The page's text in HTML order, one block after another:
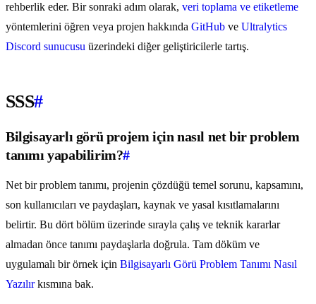
rehberlik eder. Bir sonraki adım olarak, veri toplama ve etiketleme
yöntemlerini öğren veya projen hakkında GitHub ve Ultralytics
Discord sunucusu üzerindeki diğer geliştiricilerle tartış.
SSS#
Bilgisayarlı görü projem için nasıl net bir problem
tanımı yapabilirim?#
Net bir problem tanımı, projenin çözdüğü temel sorunu, kapsamını,
son kullanıcıları ve paydaşları, kaynak ve yasal kısıtlamalarını
belirtir. Bu dört bölüm üzerinde sırayla çalış ve teknik kararlar
almadan önce tanımı paydaşlarla doğrula. Tam döküm ve
uygulamalı bir örnek için Bilgisayarlı Görü Problem Tanımı Nasıl
Yazılırkısmına bak.